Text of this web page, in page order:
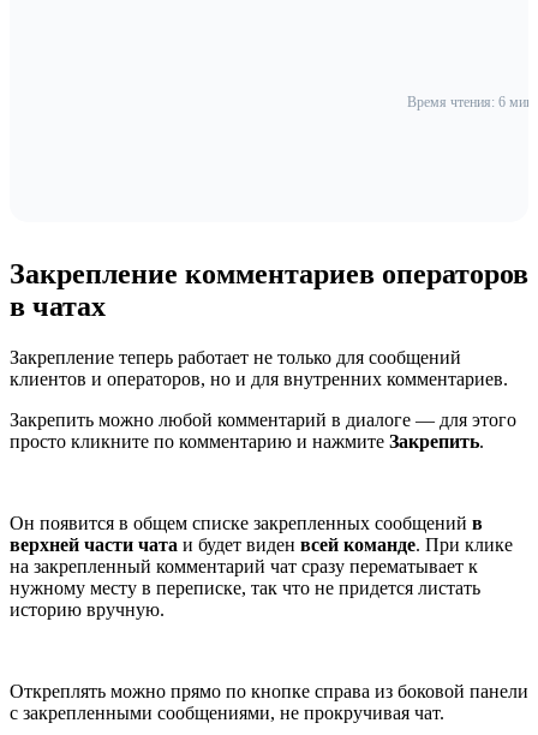
Время чтения: 6
Закрепление комментариев операторов
в чатах
Закрепление теперь работает не только для сообщений
клиентов и операторов, но и для внутренних комментариев.
Закрепить можно любой комментарий в диалоге — для этого
просто кликните по комментарию и нажмите Закрепить.
Он появится в общем списке закрепленных сообщений в
верхней части чата и будет виден всей команде. При клике
на закрепленный комментарий чат сразу перематывает к
нужному месту в переписке, так что не придется листать
историю вручную.
Откреплять можно прямо по кнопке справа из боковой панели
с закрепленными сообщениями, не прокручивая чат.